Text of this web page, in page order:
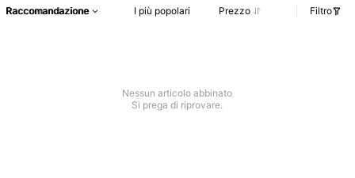
Raccomandazione I più popolari Prezzo Filtro
Nessun articolo abbinato
Si prega di riprovare.